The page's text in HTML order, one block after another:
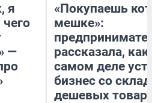
я
—
«Покупаешь
мешке»:
рассказала, как
самом деле
бизнес со
дешевых